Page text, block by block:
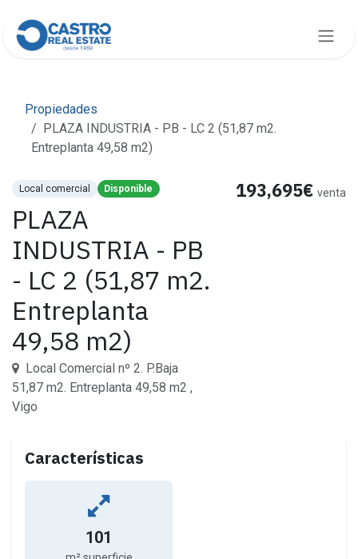
Propiedades
PLAZA INDUSTRIA - PB - LC 2 (51,87 m2.
Entreplanta 49,58 m2)
Local comercial Disponible
PLAZA
INDUSTRIA - PB
- LC 2 (51,87 m2.
Entreplanta
49,58 m2)
Local Comercial nº 2. P.Baja
51,87 m2. Entreplanta 49,58 m2 ,
Vigo
193,695€ venta
Características
101